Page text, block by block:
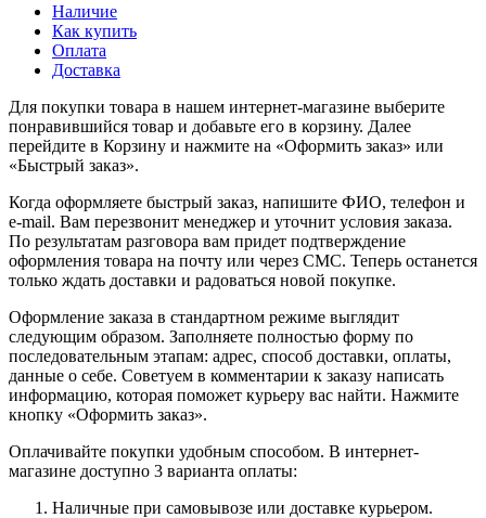
Наличие
Как купить
Оплата
Доставка
Для покупки товара в нашем интернет-магазине выберите
понравившийся товар и добавьте его в корзину. Далее
перейдите в Корзину и нажмите на «Оформить заказ» или
«Быстрый заказ».
Когда оформляете быстрый заказ, напишите ФИО, телефон и
e-mail. Вам перезвонит менеджер и уточнит условия заказа.
По результатам разговора вам придет подтверждение
оформления товара на почту или через СМС. Теперь останется
только ждать доставки и радоваться новой покупке.
Оформление заказа в стандартном режиме выглядит
следующим образом. Заполняете полностью форму по
последовательным этапам: адрес, способ доставки, оплаты,
данные о себе. Советуем в комментарии к заказу написать
информацию, которая поможет курьеру вас найти. Нажмите
кнопку «Оформить заказ».
Оплачивайте покупки удобным способом. В интернет-
магазине доступно 3 варианта оплаты:
Наличные при самовывозе или доставке курьером.